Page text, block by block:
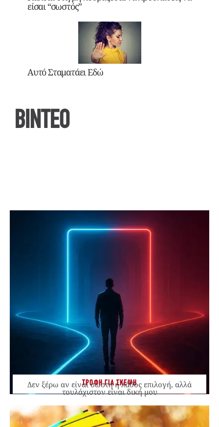
είσαι “σωστός”
Αυτό Σταματάει Εδώ
ΒΙΝΤΕΟ
ΤΡΟΦΗ ΓΙΑ ΣΚΕΨΗ
Δεν ξέρω αν είναι σωστή ή λάθος επιλογή, αλλά
τουλάχιστον είναι δική μου